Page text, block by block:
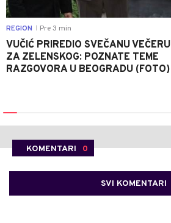
REGION Pre 3 min
VUČIĆ PRIREDIO SVEČANU VEČERU
ZA ZELENSKOG: POZNATE TEME
RAZGOVORA U BEOGRADU (FOTO)
KOMENTARI 0
SVI KOMENTARI